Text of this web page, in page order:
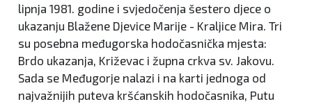
lipnja 1981. godine i svjedočenja šestero djece o
ukazanju Blažene Djevice Marije - Kraljice Mira. Tri
su posebna međugorska hodočasnička mjesta:
Brdo ukazanja, Križevac i župna crkva sv. Jakovu.
Sada se Međugorje nalazi i na karti jednoga od
najvažnijih puteva kršćanskih hodočasnika, Putu